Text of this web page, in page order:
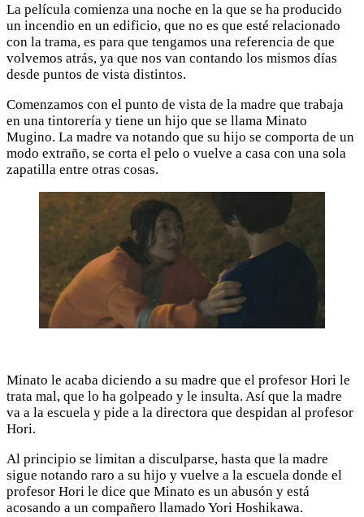
La película comienza una noche en la que se ha producido
un incendio en un edificio, que no es que esté relacionado
con la trama, es para que tengamos una referencia de que
volvemos atrás, ya que nos van contando los mismos días
desde puntos de vista distintos.
Comenzamos con el punto de vista de la madre que trabaja
en una tintorería y tiene un hijo que se llama Minato
Mugino. La madre va notando que su hijo se comporta de un
modo extraño, se corta el pelo o vuelve a casa con una sola
zapatilla entre otras cosas.
Minato le acaba diciendo a su madre que el profesor Hori le
trata mal, que lo ha golpeado y le insulta. Así que la madre
va a la escuela y pide a la directora que despidan al profesor
Hori.
Al principio se limitan a disculparse, hasta que la madre
sigue notando raro a su hijo y vuelve a la escuela donde el
profesor Hori le dice que Minato es un abusón y está
acosando a un compañero llamado Yori Hoshikawa.